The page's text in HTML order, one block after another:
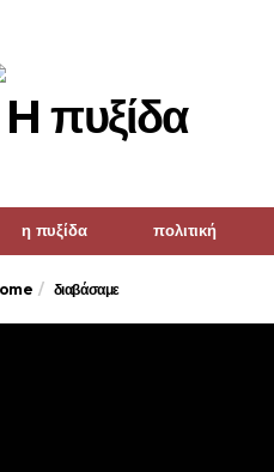
η πυξίδα πολιτική
διαβάσαμε